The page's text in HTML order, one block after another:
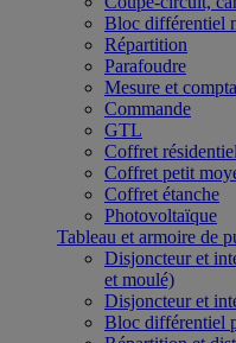
Bloc différentiel
Répartition
Parafoudre
Mesure et
Commande
GTL
Coffret résidentiel
Coffret petit
Coffret étanche
Photovoltaïque
Tableau et armoire de
Disjoncteur et
et moulé)
Disjoncteur et
Bloc différentiel